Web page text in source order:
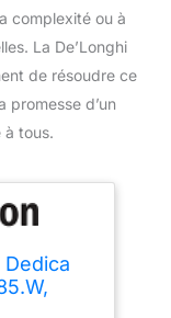
complexité ou à
La De’Longhi
de résoudre ce
promesse d’un
à tous.